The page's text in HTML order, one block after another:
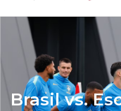
Brasil vs.